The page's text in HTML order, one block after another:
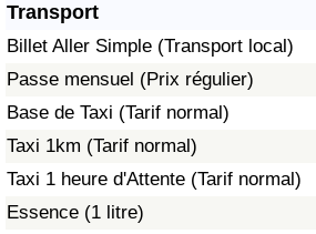
Transport
Billet Aller Simple (Transport local)
Passe mensuel (Prix régulier)
Base de Taxi (Tarif normal)
Taxi 1km (Tarif normal)
Taxi 1 heure d'Attente (Tarif normal)
Essence (1 litre)